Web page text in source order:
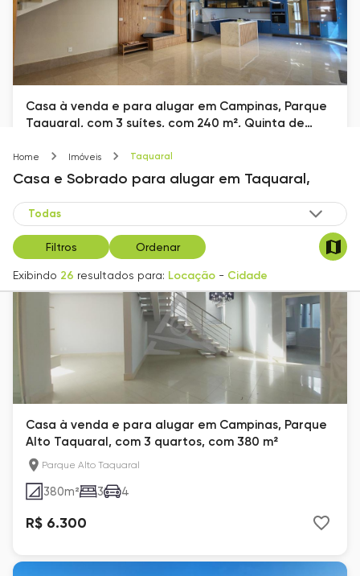
Home Imóveis Taquaral
Casa e Sobrado para alugar em Taquaral,
Filtros Ordenar
Exibindo 26 resultados para: Locação - Cidade
Casa à venda e para alugar em Campinas, Parque
Taquaral, com 3 suítes, com 240 m², Quinta de
240 m² 3 2
R$ 10.350
Casa à venda e para alugar em Campinas, Parque
Alto Taquaral, com 3 quartos, com 380 m²
Parque Alto Taquaral
380m² 3 4
R$ 6.300